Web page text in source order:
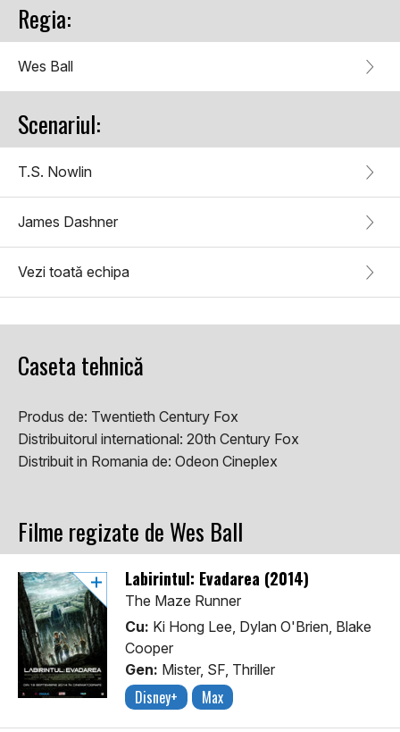
Regia:
Wes Ball
Scenariul:
T.S. Nowlin
James Dashner
Vezi toată echipa
Caseta tehnică
Produs de: Twentieth Century Fox
Distribuitorul international: 20th Century Fox
Distribuit in Romania de: Odeon Cineplex
Filme regizate de Wes Ball
Labirintul: Evadarea (2014)
The Maze Runner
Cu: Ki Hong Lee, Dylan O'Brien, Blake
Cooper
Gen: Mister, SF, Thriller
Disney+ Max